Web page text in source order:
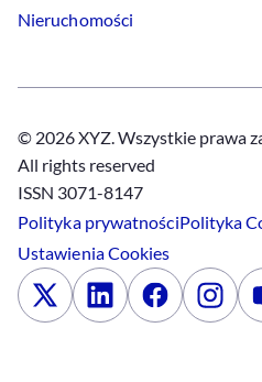
Nieruchomości
© 2026 XYZ. Wszystkie prawa
All rights reserved
ISSN 3071-8147
Polityka prywatnościPolityka
UstawieniaCookies
x LinkedinFacebook